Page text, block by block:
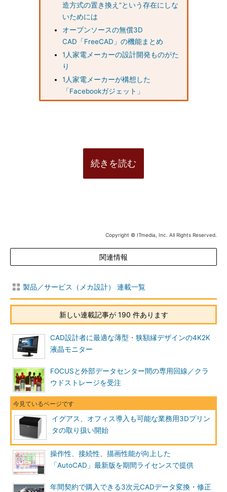
造方式の置き換え”という存在にしな
いためには
オープンソースの無償3D
CAD「FreeCAD」の機能まとめ
1人家電メーカーの設計開発ものがた
り
1人家電メーカーが構想した
「Facebookガジェット」
続きを読む
Copyright © ITmedia, Inc. All Rights Reserved.
関連情報
製品／サービス（メカ設計） 連載一覧
新しい連載記事が 190 件あります
CAD設計者に最適な薄型・狭額縁デザインの4K2K
液晶モニター
FOCUSと外部データセンター間の専用回線／クラ
ウドストレージを受注
イグアス、オフィス導入も可能な業務用3Dプリン
タの取り扱い開始
操作性、接続性、描画性能が向上した
「AutoCAD」最新版を期間ライセンスで提供
年間契約で購入できる3次元CADデータ変換・修正